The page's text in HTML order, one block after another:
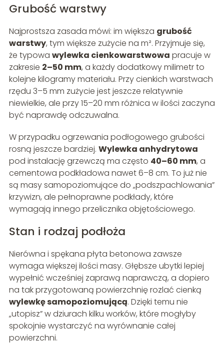
Grubość warstwy
Najprostsza zasada mówi: im większa grubość
warstwy, tym większe zużycie na m². Przyjmuje się,
że typowa wylewka cienkowarstwowa pracuje w
zakresie 2–50 mm, a każdy dodatkowy milimetr to
kolejne kilogramy materiału. Przy cienkich warstwach
rzędu 3–5 mm zużycie jest jeszcze relatywnie
niewielkie, ale przy 15–20 mm różnica w ilości zaczyna
być naprawdę odczuwalna.
W przypadku ogrzewania podłogowego grubości
rosną jeszcze bardziej. Wylewka anhydrytowa
pod instalację grzewczą ma często 40–60 mm, a
cementowa podkładowa nawet 6–8 cm. To już nie
są masy samopoziomujące do „podszpachlowania”
krzywizn, ale pełnoprawne podkłady, które
wymagają innego przelicznika objętościowego.
Stan i rodzaj podłoża
Nierówna i spękana płyta betonowa zawsze
wymaga większej ilości masy. Głębsze ubytki lepiej
wypełnić wcześniej zaprawą naprawczą, a dopiero
na tak przygotowaną powierzchnię rozlać cienką
wylewkę samopoziomującą. Dzięki temu nie
„utopisz” w dziurach kilku worków, które mogłyby
spokojnie wystarczyć na wyrównanie całej
powierzchni.